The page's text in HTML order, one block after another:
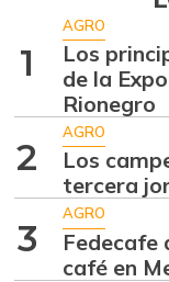
1
AGRO
Los
de la
Rionegro
2
AGRO
Los
tercera
3
AGRO
Fedecafe
café en